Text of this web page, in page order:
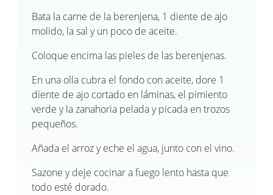
Bata la carne de la berenjena, 1 diente de ajo
molido, la sal y un poco de aceite.
Coloque encima las pieles de las berenjenas.
En una olla cubra el fondo con aceite, dore 1
diente de ajo cortado en láminas, el pimiento
verde y la zanahoria pelada y picada en trozos
pequeños.
Añada el arroz y eche el agua, junto con el vino.
Sazone y deje cocinar a fuego lento hasta que
todo esté dorado.